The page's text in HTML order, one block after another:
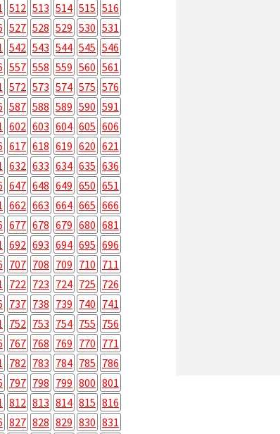
512 513 514 515 516
527 528 529 530 531
542 543 544 545 546
557 558 559 560 561
572 573 574 575 576
587 588 589 590 591
602 603 604 605 606
617 618 619 620 621
632 633 634 635 636
647 648 649 650 651
662 663 664 665 666
677 678 679 680 681
692 693 694 695 696
707 708 709 710 711
722 723 724 725 726
737 738 739 740 741
752 753 754 755 756
767 768 769 770 771
782 783 784 785 786
797 798 799 800 801
812 813 814 815 816
827 828 829 830 831